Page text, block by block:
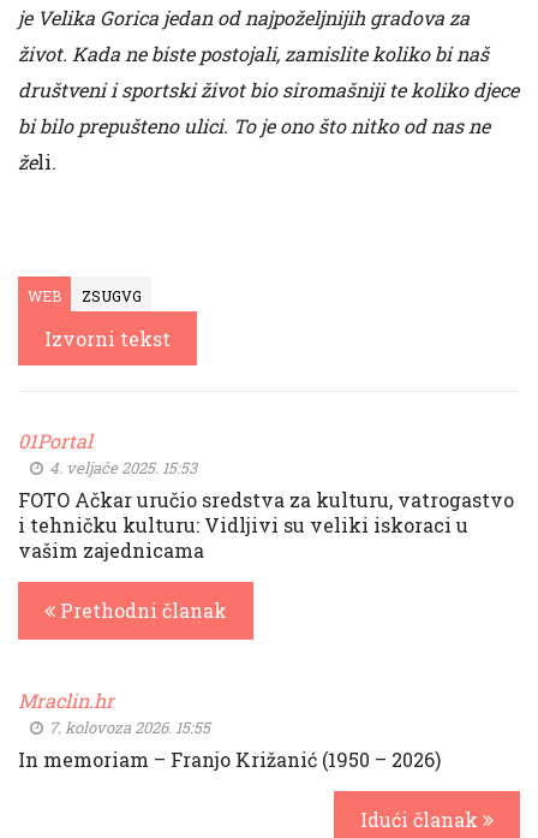
je Velika Gorica jedan od najpoželjnijih gradova za
život. Kada ne biste postojali, zamislite koliko bi naš
društveni i sportski život bio siromašniji te koliko djece
bi bilo prepušteno ulici. To je ono što nitko od nas ne
želi.
WEB ZSUGVG
Izvorni tekst
01Portal
4. veljače 2025. 15:53
FOTO Ačkar uručio sredstva za kulturu, vatrogastvo
i tehničku kulturu: Vidljivi su veliki iskoraci u
vašim zajednicama
Prethodni članak
Mraclin.hr
7. kolovoza 2026. 15:55
In memoriam – Franjo Križanić (1950 – 2026)
Idući članak